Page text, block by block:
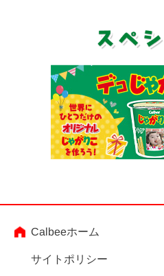
Calbeeホーム
サイトポリシー